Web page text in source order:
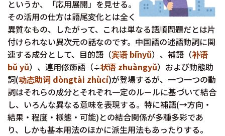
というか、「応用展開」を見せる。
その活用の仕方は語尾変化とは全く
異質なもの、したがって、これは単なる語順問題だとは片
付けられない異次元の話なのです。中国語の述語動詞に関
連する成分として、目的語（宾语 bīnyǔ）、補語（补语
bǔ yǔ）、連用修飾語（≑状语 zhuàngyǔ）および動態助
詞(动态助词 dòngtài zhùcí)が登場するが、一つ一つの動
詞はそれらの成分とそれぞれ一定のルールに基づいて結合
し、いろんな異なる意味を表現する。特に補語(→方向・
結果・程度・様態・可能)との結合関係が多種多彩であ
り、しかも基本用法のほかに派生用法もあったりする。